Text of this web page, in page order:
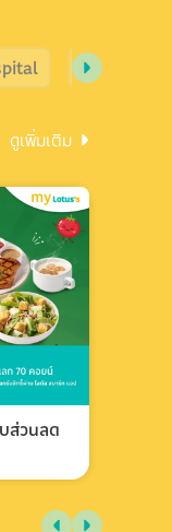
Shopping
ดูเพิ่มเติม
ส่วนลด